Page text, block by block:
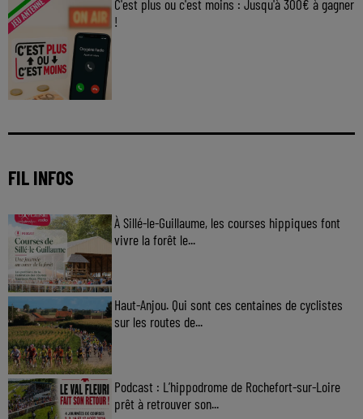
C'est plus ou c'est moins : Jusqu'à 300€ à gagner
!
FIL INFOS
À Sillé-le-Guillaume, les courses hippiques font
vivre la forêt le...
Haut-Anjou. Qui sont ces centaines de cyclistes
sur les routes de...
Podcast : L’hippodrome de Rochefort-sur-Loire
prêt à retrouver son...